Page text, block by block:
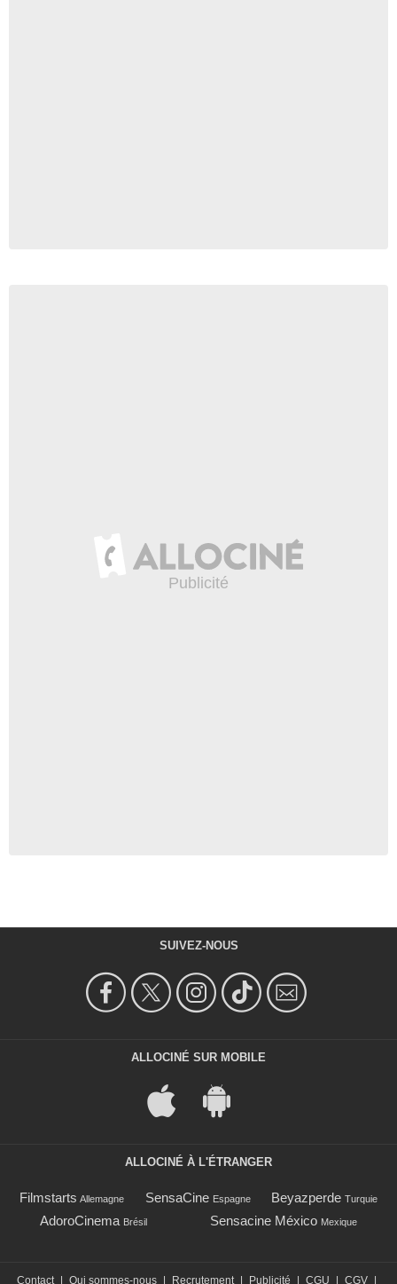
SUIVEZ-NOUS
ALLOCINÉ SUR MOBILE
ALLOCINÉ À L'ÉTRANGER
Filmstarts Allemagne SensaCine Espagne Beyazperde Turquie
AdoroCinema Brésil Sensacine México Mexique
Contact Qui sommes-nous Recrutement Publicité CGU CGV